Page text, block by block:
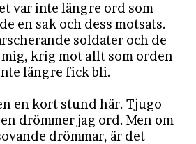
var inte längre ord som
en sak och dess motsats.
soldater och de
krig mot allt som orden
längre fick bli.
en kort stund här. Tjugo
drömmer jag ord. Men om
drömmar, är det